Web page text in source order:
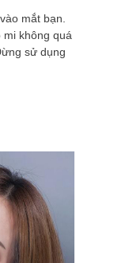
mắt bạn.
mi không quá
sử dụng